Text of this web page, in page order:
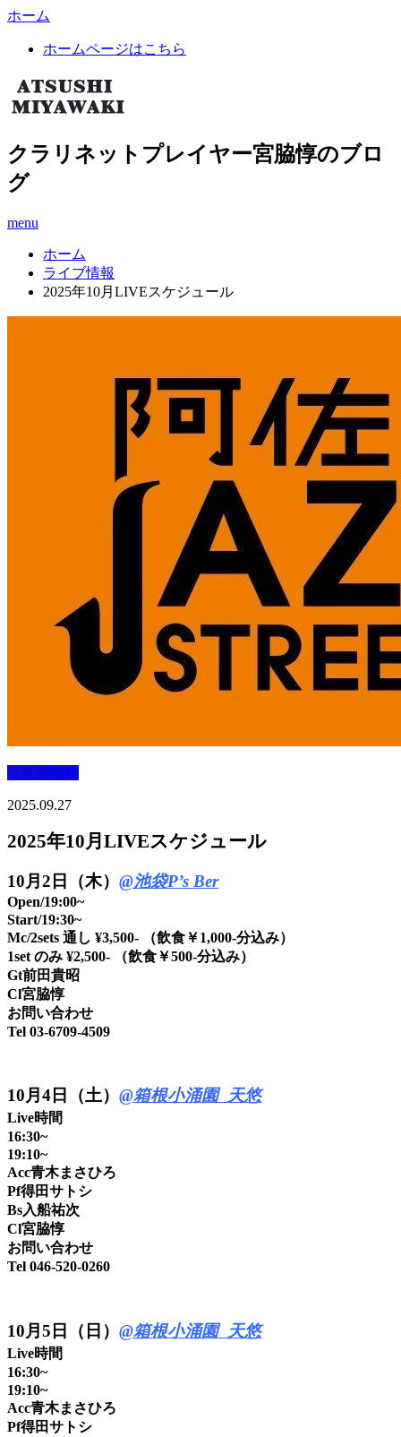
ホーム
ホームページはこちら
クラリネットプレイヤー宮脇惇のブロ
グ
menu
ホーム
ライブ情報
2025年10月LIVEスケジュール
ライブ情報
2025.09.27
2025年10月LIVEスケジュール
10月2日（木） @池袋P’s Ber
Open/19:00~
Start/19:30~
Mc/2sets 通し ¥3,500- （飲食￥1,000-分込み）
1set のみ ¥2,500- （飲食￥500-分込み）
Gt前田貴昭
Cl宮脇惇
お問い合わせ
Tel 03-6709-4509
10月4日（土） @箱根小涌園 天悠
Live時間
16:30~
19:10~
Acc青木まさひろ
Pf得田サトシ
Bs入船祐次
Cl宮脇惇
お問い合わせ
Tel 046-520-0260
10月5日（日） @箱根小涌園 天悠
Live時間
16:30~
19:10~
Acc青木まさひろ
Pf得田サトシ